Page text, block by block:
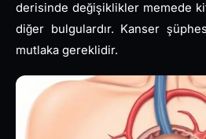
derisinde değişiklikler memede
diğer bulgulardır. Kanser
mutlaka gereklidir.